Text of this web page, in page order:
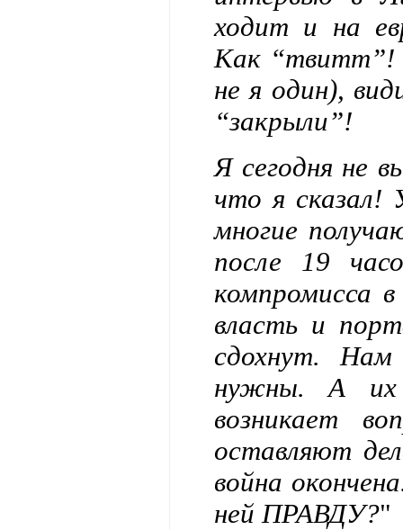
ходит и на
Как “твитт”!
не я один),
“закрыли”!
Я сегодня не
что я
многие
после 19
компромисса
власть и
сдохнут. Нам
нужны. А их
возникает
оставляют
война
ней ПРАВДУ?"